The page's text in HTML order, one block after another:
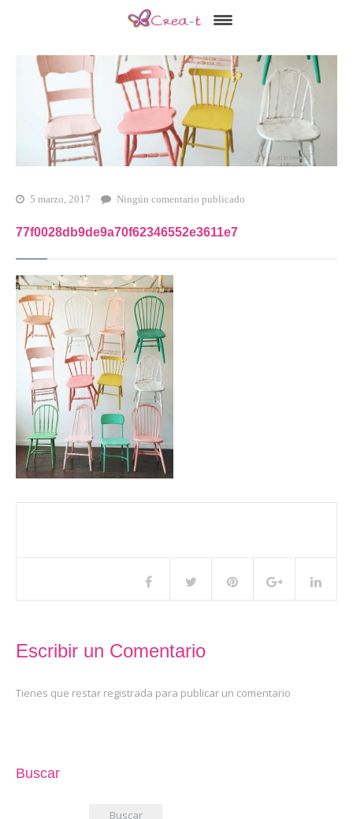
Qué es Crea-t
El Modelo Crea-t
Servicios
5 marzo, 2017 Ningún comentario publicado
77f0028db9de9a70f62346552e3611e7
Escribir un Comentario
Tienes que restar registrada para publicar un comentario
Buscar